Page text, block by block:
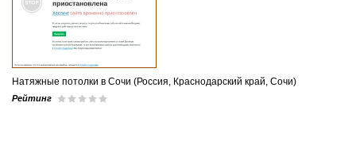
Натяжные потолки в Сочи (Россия, Краснодарский край, Сочи)
Рейтинг